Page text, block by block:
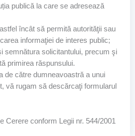
publică la care se adresează
încât să permită autorităţii sau
informaţiei de interes public;
semnătura solicitantului, precum şi
primirea răspunsului.
de către dumneavoastră a unui
vă rugam să descărcaţi formularul
Cerere conform Legii nr. 544/2001